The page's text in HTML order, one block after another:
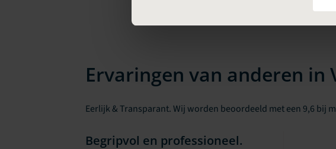
Ervaringen van anderen
Eerlijk & Transparant. Wij worden beoordeeld met een 9,6 bij
Begripvol en professioneel.